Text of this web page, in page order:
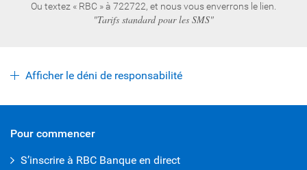
Ou textez « RBC » à 722722, et nous vous enverrons le lien.
"Tarifs standard pour les SMS"
Afficher le déni de responsabilité
Pour commencer
S’inscrire à RBC Banque en direct